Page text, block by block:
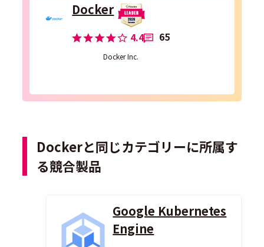
Docker
4.4 65
Docker Inc.
Dockerと同じカテゴリーに所属す
る競合製品
Google Kubernetes
Engine